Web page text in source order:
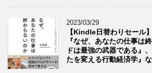
2023/03/29
【Kindle日替わりセール
『なぜ、あなたの仕事は
ドは最強の武器である』
たを変える行動経済学』